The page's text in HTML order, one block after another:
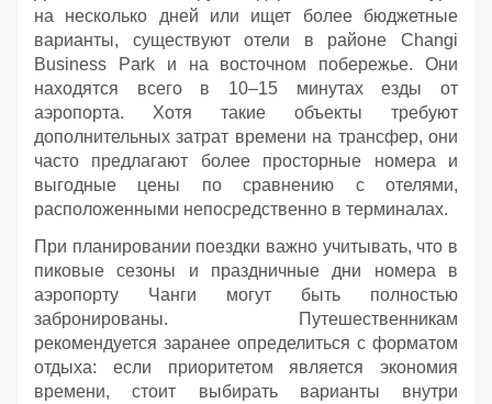
на несколько дней или ищет более бюджетные
варианты, существуют отели в районе Changi
Business Park и на восточном побережье. Они
находятся всего в 10–15 минутах езды от
аэропорта. Хотя такие объекты требуют
дополнительных затрат времени на трансфер, они
часто предлагают более просторные номера и
выгодные цены по сравнению с отелями,
расположенными непосредственно в терминалах.
При планировании поездки важно учитывать, что в
пиковые сезоны и праздничные дни номера в
аэропорту Чанги могут быть полностью
забронированы. Путешественникам
рекомендуется заранее определиться с форматом
отдыха: если приоритетом является экономия
времени, стоит выбирать варианты внутри